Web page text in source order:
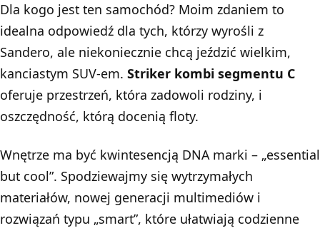
Dla kogo jest ten samochód? Moim zdaniem to
idealna odpowiedź dla tych, którzy wyrośli z
Sandero, ale niekoniecznie chcą jeździć wielkim,
kanciastym SUV-em. Striker kombi segmentu C
oferuje przestrzeń, która zadowoli rodziny, i
oszczędność, którą docenią floty.
Wnętrze ma być kwintesencją DNA marki – „essential
but cool”. Spodziewajmy się wytrzymałych
materiałów, nowej generacji multimediów i
rozwiązań typu „smart”, które ułatwiają codzienne